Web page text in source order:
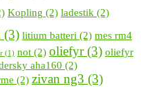
Kopling (2) ladestik (2)
(3) litium batteri (2) mes rm4
(1) not (2) oliefyr(3) oliefyr
aha160 (2)
(2) zivan ng3 (3)